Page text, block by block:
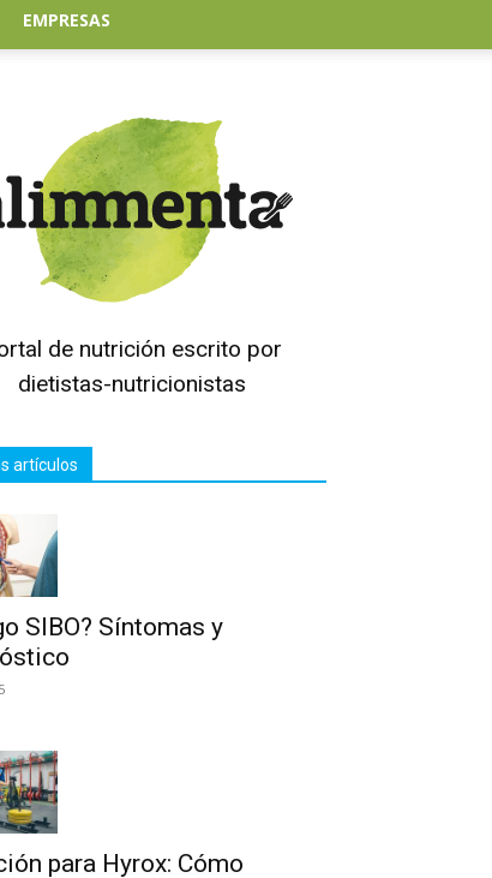
EMPRESAS
de nutrición escrito por
dietistas-nutricionistas
artículos
SIBO? Síntomas y
para Hyrox: Cómo